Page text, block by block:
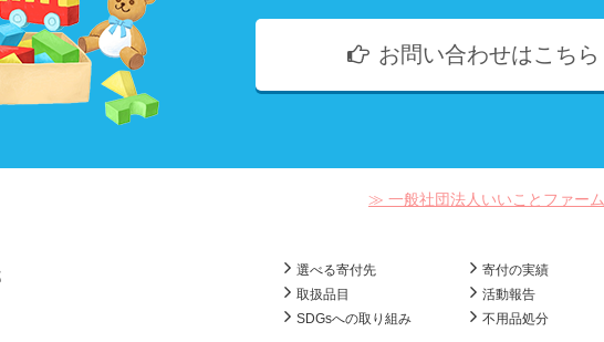
お問い合わせはこちら
≫ 一般社団法人いいことファーム
選べる寄付先 寄付の実績
取扱品目
活動報告
SDGsへの取り組み
不用品処分